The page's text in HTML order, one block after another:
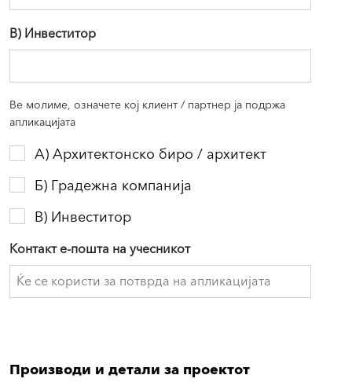
В) Инвеститор
Ве молиме, означете кој клиент / партнер ја подржа
апликацијата
A) Архитектонско биро / архитект
Б) Градежна компанија
В) Инвеститор
Контакт е-пошта на учесникот
Производи и детали за проектот